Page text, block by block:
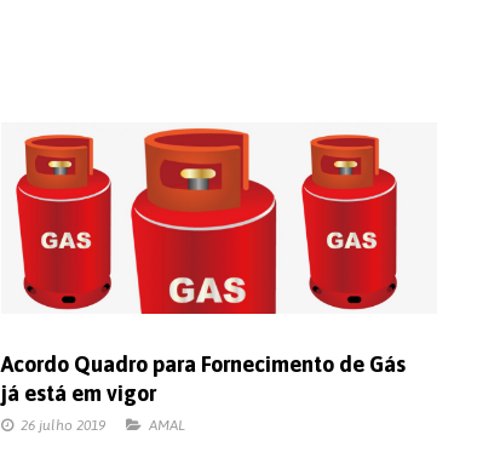
Acordo Quadro para Fornecimento de Gás
já está em vigor
26 julho 2019 AMAL